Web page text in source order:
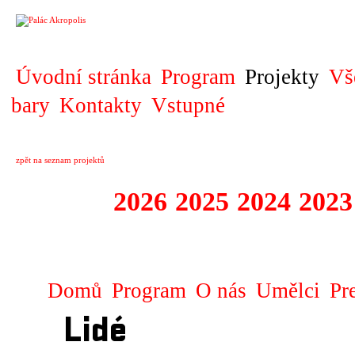
Úvodní stránka Program Projekty
bary Kontakty Vstupné
zpět na seznam projektů
2026 2025 2024 2023
Domů Program O nás Umělci
Lidé